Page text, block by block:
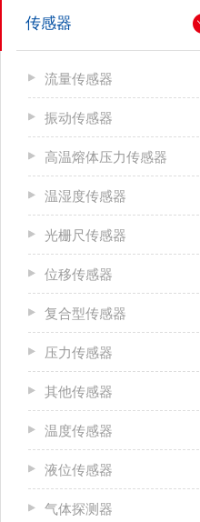
传感器
流量传感器
振动传感器
高温熔体压力传感器
温湿度传感器
光栅尺传感器
位移传感器
复合型传感器
压力传感器
其他传感器
温度传感器
液位传感器
气体探测器